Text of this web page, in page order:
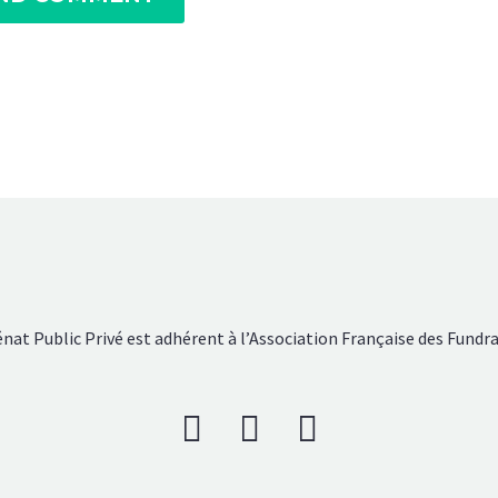
Public Privé est adhérent à l’Association Française des